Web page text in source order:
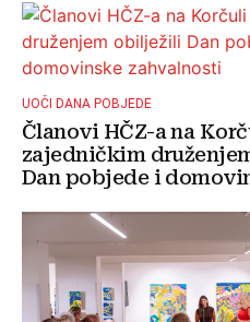
UOČI DANA POBJEDE
Članovi HČZ-a na
zajedničkim
Dan pobjede i